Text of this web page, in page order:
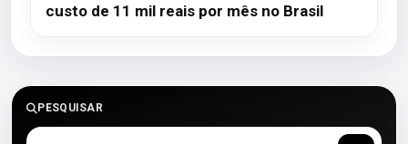
custo de 11 mil reais por mês no Brasil
PESQUISAR